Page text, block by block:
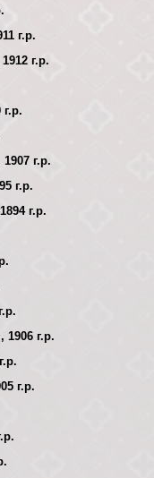
г.р.
г.р.
г.р.
г.р.
г.р.
г.р.
г.р.